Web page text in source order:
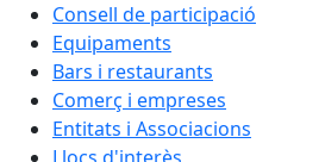
Consell de participació
Equipaments
Bars i restaurants
Comerç i empreses
Entitats i Associacions